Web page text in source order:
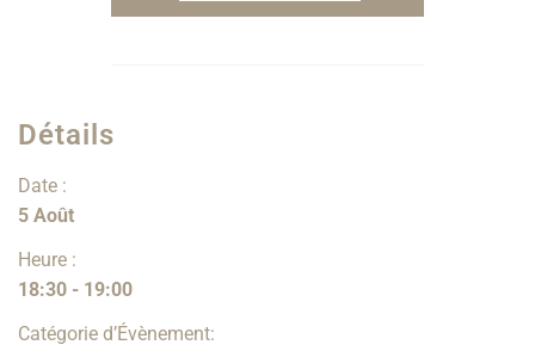
Détails
Date :
5 Août
Heure :
18:30 - 19:00
Catégorie d’Évènement: